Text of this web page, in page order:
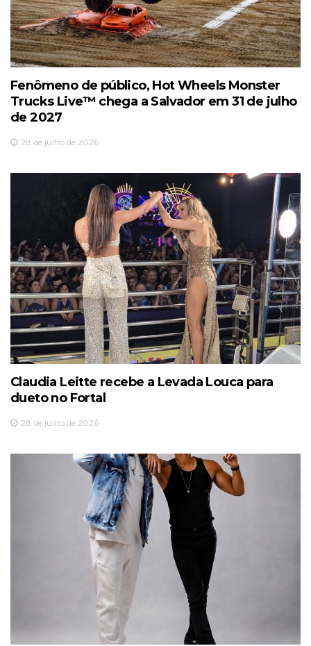
Fenômeno de público, Hot Wheels Monster
Trucks Live™️ chega a Salvador em 31 de julho
de 2027
28 de julho de 2026
Claudia Leitte recebe a Levada Louca para
dueto no Fortal
28 de julho de 2026